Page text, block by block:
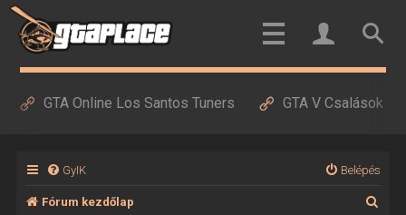
GTA Online Los Santos Tuners GTA V Csalások
GyIK Belépés
Fórum kezdőlap